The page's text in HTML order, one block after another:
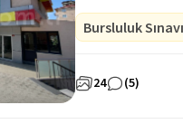
Bursluluk Sınavı
24 (5)